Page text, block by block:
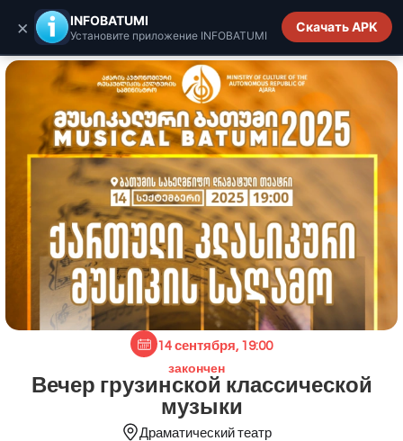
INFOBATUMI.GE
14 сентября, 19:00
закончен
Вечер грузинской классической
музыки
Драматический театр
× INFOBATUMI
Установите приложение INFOBATUMI
Скачать APK